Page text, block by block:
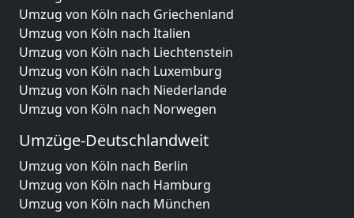
Umzug von Köln nach Griechenland
Umzug von Köln nach Italien
Umzug von Köln nach Liechtenstein
Umzug von Köln nach Luxemburg
Umzug von Köln nach Niederlande
Umzug von Köln nach Norwegen
Umzüge-Deutschlandweit
Umzug von Köln nach Berlin
Umzug von Köln nach Hamburg
Umzug von Köln nach München